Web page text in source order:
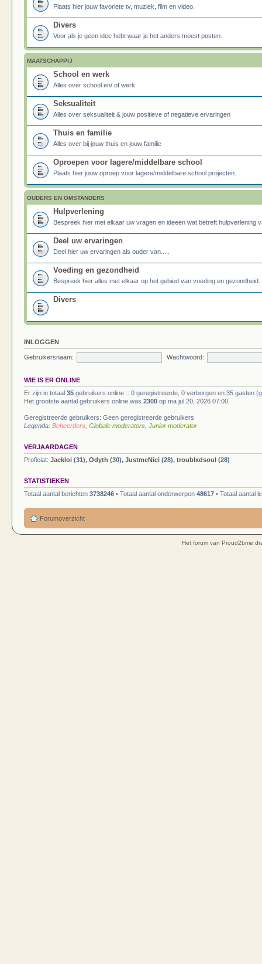
Plaats hier jouw favoriete tv, muziek, film en video.
Divers
Voor als je geen idee hebt waar je het anders moest posten.
MAATSCHAPPIJ
School en werk
Alles over school en/ of werk
Seksualiteit
Alles over seksualiteit & jouw positieve of negatieve ervaringen
Thuis en familie
Alles over bij jouw thuis en jouw familie
Oproepen voor lagere/middelbare school
Plaats hier jouw oproep voor lagere/middelbare school projecten.
OUDERS EN OMSTANDERS
Hulpverlening
Bespreek hier met elkaar uw vragen en ideeën wat betreft hulpverlening
Deel uw ervaringen
Deel hier uw ervaringen als ouder van.....
Voeding en gezondheid
Bespreek hier alles met elkaar op het gebied van voeding en gezondheid.
Divers
INLOGGEN
Gebruikersnaam: Wachtwoord:
WIE IS ER ONLINE
Er zijn in totaal 35 gebruikers online :: 0 geregistreerde, 0 verborgen en 35 gasten
Het grootste aantal gebruikers online was 2300 op ma jul 20, 2026 07:00
Geregistreerde gebruikers: Geen geregistreerde gebruikers
Legenda: Beheerders Globale moderators Junior moderator
VERJAARDAGEN
Proficiat: Jackloi (31), Odyth (30), JustmeNici (28), troublxdsoul (28)
STATISTIEKEN
Totaal aantal berichten 3738246 • Totaal aantal onderwerpen 48617 • Totaal aantal
Forumoverzicht
Het forum van Proud2bme